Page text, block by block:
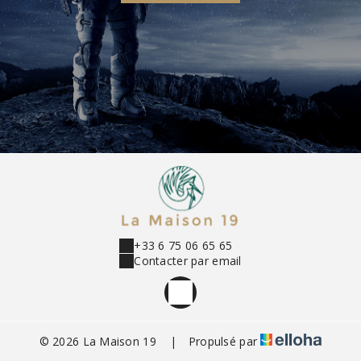
+33 6 75 06 65 65
Contacter par email
© 2026 La Maison 19 | Propulsé par